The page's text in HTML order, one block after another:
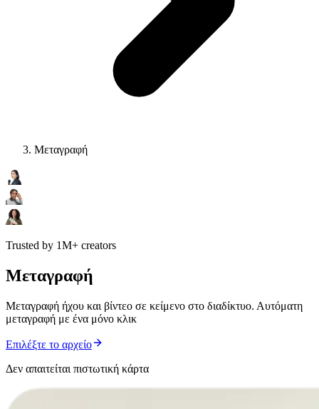
Μεταγραφή
Trusted by 1M+ creators
Μεταγραφή
Μεταγραφή ήχου και βίντεο σε κείμενο στο διαδίκτυο. Αυτόματη
μεταγραφή με ένα μόνο κλικ
Επιλέξτε το αρχείο
Δεν απαιτείται πιστωτική κάρτα